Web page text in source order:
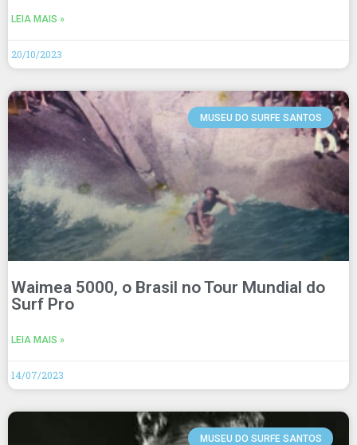
LEIA MAIS »
20/10/2023
MUSEU DO SURFE SANTOS
Waimea 5000, o Brasil no Tour Mundial do
Surf Pro
LEIA MAIS »
14/07/2023
MUSEU DO SURFE SANTOS